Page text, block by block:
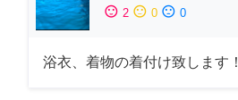
sentiment_satisfied 2 sentiment_neutral 0 sentiment_dissatisfied 0
浴衣、着物の着付け致します！